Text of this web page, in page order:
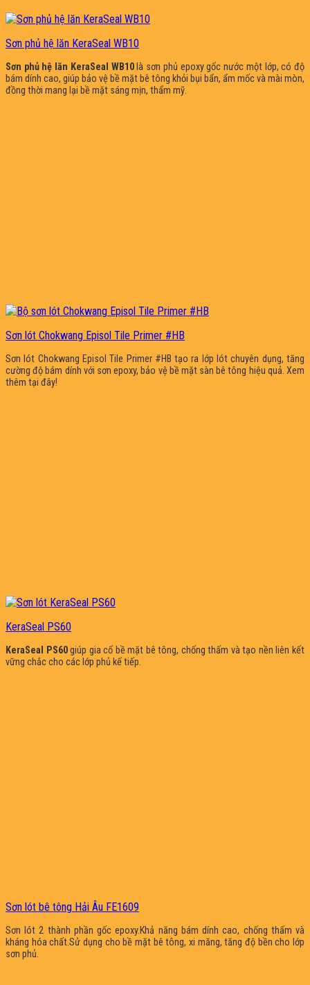
Sơn phủ hệ lăn KeraSeal WB10
Sơn phủ hệ lăn KeraSeal WB10là sơn phủ epoxy gốc nước một lớp, có độ
bám dính cao, giúp bảo vệ bề mặt bê tông khỏi bụi bẩn, ẩm mốc và mài mòn,
đồng thời mang lại bề mặt sáng mịn, thẩm mỹ.
Sơn lót Chokwang Episol Tile Primer #HB
Sơn lót Chokwang Episol Tile Primer #HB tạo ra lớp lót chuyên dụng, tăng
cường độ bám dính với sơn epoxy, bảo vệ bề mặt sàn bê tông hiệu quả. Xem
thêm tại đây!
KeraSeal PS60
KeraSeal PS60giúp gia cố bề mặt bê tông, chống thấm và tạo nền liên kết
vững chắc cho các lớp phủ kế tiếp.
Sơn lót bê tông Hải Âu FE1609
Sơn lót 2 thành phần gốc epoxy.Khả năng bám dính cao, chống thấm và
kháng hóa chất.Sử dụng cho bề mặt bê tông, xi măng, tăng độ bền cho lớp
sơn phủ.